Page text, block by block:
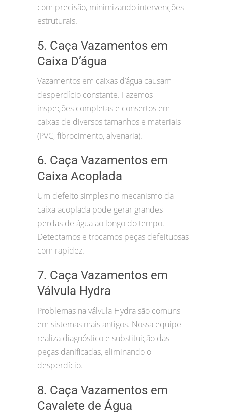
com precisão, minimizando intervenções
estruturais.
5. Caça Vazamentos em
Caixa D’água
Vazamentos em caixas d’água causam
desperdício constante. Fazemos
inspeções completas e consertos em
caixas de diversos tamanhos e materiais
(PVC, fibrocimento, alvenaria).
6. Caça Vazamentos em
Caixa Acoplada
Um defeito simples no mecanismo da
caixa acoplada pode gerar grandes
perdas de água ao longo do tempo.
Detectamos e trocamos peças defeituosas
com rapidez.
7. Caça Vazamentos em
Válvula Hydra
Problemas na válvula Hydra são comuns
em sistemas mais antigos. Nossa equipe
realiza diagnóstico e substituição das
peças danificadas, eliminando o
desperdício.
8. Caça Vazamentos em
Cavalete de Água